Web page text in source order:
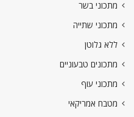
מתכוני בשר
מתכוני שתייה
ללא גלוטן
מתכונים טבעוניים
מתכוני עוף
מטבח אמריקאי